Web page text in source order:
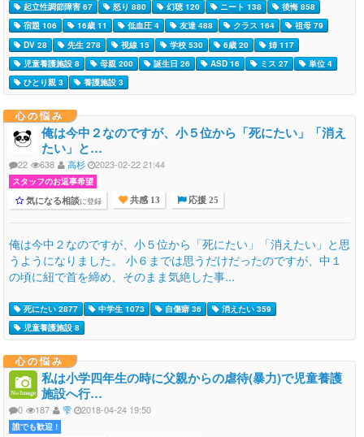
起立性調節障害 67
怒り 880 幻聴 120 ニート 138
後悔 858
宿題 106
16歳 11 低血圧 4 友達 488 クラス 164
祖母 79
DV 28
先生 278 視線 15 学校 530 6歳 20
姉 117
児童養護施設 8
母親 200 誕生日 26 ASD 16 ミス 27
単位 4
ひとり親 3
養護施設 3
心の悩み
俺は今中２なのですが、小５位から「死にたい」「消え
たい」と…
22 638 高杉 2023-02-22 21:44
スタッフのお返事希望
気になる相談に登録 共感 13 応援 25
俺は今中２なのですが、小５位から「死にたい」「消えたい」と思
うようになりました。 小６までは思うだけだったのですが、中１
の頃に紐で首を締め、そのまま気絶した事...
死にたい 2877 中学生 1073 自傷癖 36
消えたい 359
児童養護施設 8
心の悩み
私は小学四年生の時に父親からの虐待(暴力)で児童養護
施設へ行…
0 187 雫 2018-04-24 19:50
誰でも歓迎 !